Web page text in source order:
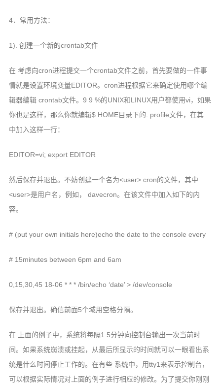
4．常用方法：
1). 创建一个新的crontab文件
在 考虑向cron进程提交一个crontab文件之前，首先要做的一件事
情就是设置环境变量EDITOR。cron进程根据它来确定使用哪个编
辑器编辑 crontab文件。9 9 %的UNIX和LINUX用户都使用vi，如果
你也是这样，那么你就编辑$ HOME目录下的. profile文件，在其
中加入这样一行：
EDITOR=vi; export EDITOR
然后保存并退出。不妨创建一个名为<user> cron的文件，其中
<user>是用户名，例如， davecron。在该文件中加入如下的内
容。
# (put your own initials here)echo the date to the console every
# 15minutes between 6pm and 6am
0,15,30,45 18-06 * * * /bin/echo ‘date’ > /dev/console
保存并退出。确信前面5个域用空格分隔。
在 上面的例子中，系统将每隔1 5分钟向控制台输出一次当前时
间。如果系统崩溃或挂起，从最后所显示的时间就可以一眼看出系
统是什么时间停止工作的。在有些 系统中，用tty1来表示控制台，
可以根据实际情况对上面的例子进行相应的修改。为了提交你刚刚